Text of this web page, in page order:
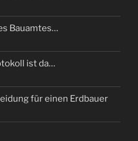
Bauamtes…
ist da…
für einen Erdbauer